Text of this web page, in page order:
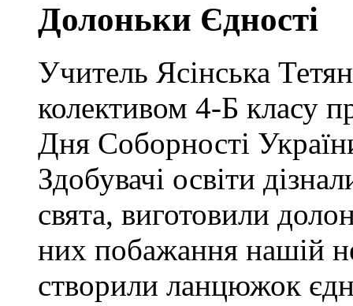
Долоньки Єдності
Учитель Ясінська
колективом 4-Б класу
Дня Соборності
Здобувачі освіти
свята, виготовили
них побажання нашій
створили ланцюжок